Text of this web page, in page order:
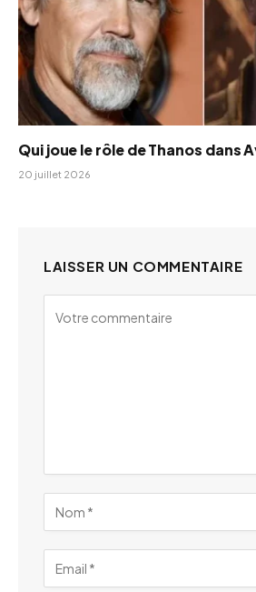
Qui joue le rôle de Thanos dans
20 juillet 2026
LAISSER UN COMMENTAIRE